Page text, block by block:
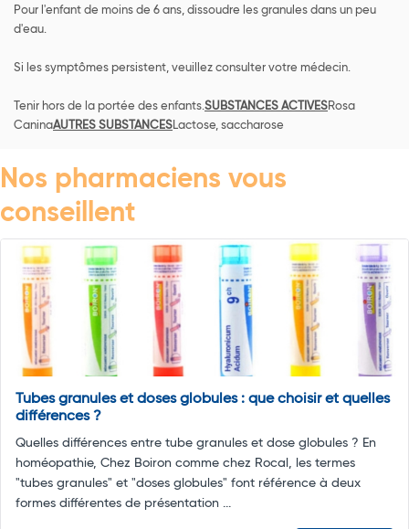
Pour l'enfant de moins de 6 ans, dissoudre les granules dans un peu
d'eau.
Si les symptômes persistent, veuillez consulter votre médecin.
Tenir hors de la portée des enfants.SUBSTANCES ACTIVESRosa
CaninaAUTRES SUBSTANCESLactose, saccharose
Nos pharmaciens vous
conseillent
Tubes granules et doses globules : que choisir et quelles
différences ?
Quelles différences entre tube granules et dose globules ? En
homéopathie, Chez Boiron comme chez Rocal, les termes
"tubes granules" et "doses globules" font référence à deux
formes différentes de présentation ...